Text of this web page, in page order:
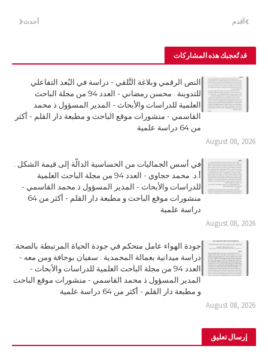
أحدث أقدم
قد تُعجبك هذه المشاركات
النص الرقمي وبلاغة التَّلقي - دراسة في البُعد التفاعلي
للتدوينة . محسن رمضاني - العدد 94 من مجلة الباحث
العلمية للدراسات والأبحاث - المدير المسؤول ذ محمد
القاسمي - منشورات موقع الباحث و مطبعة دار القلم - أكثر
من 64 دراسة علمية
August 08, 2026
في أسس الجماليات من الحساسية الدالّة إلى قيمة الشكل .
أ.د. محمد حجاوي - العدد 94 من مجلة الباحث العلمية
للدراسات والأبحاث - المدير المسؤول ذ محمد القاسمي -
منشورات موقع الباحث و مطبعة دار القلم - أكثر من 64
دراسة علمية
August 08, 2026
جودة الهواء عامل متحكم في جودة الحياة المرتبطة بالصحة:
دراسة ميدانية بعمالة المحمدية . سفيان بوحافة ومن معه -
العدد 94 من مجلة الباحث العلمية للدراسات والأبحاث -
المدير المسؤول ذ محمد القاسمي - منشورات موقع الباحث
و مطبعة دار القلم - أكثر من 64 دراسة علمية
August 08, 2026
إرسال تعليق